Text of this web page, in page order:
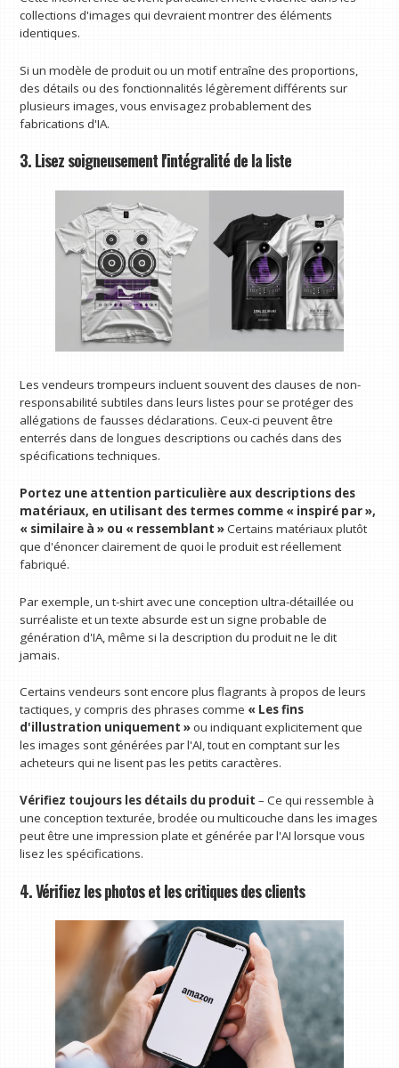
collections d'images qui devraient montrer des éléments
identiques.
Si un modèle de produit ou un motif entraîne des proportions,
des détails ou des fonctionnalités légèrement différents sur
plusieurs images, vous envisagez probablement des
fabrications d'IA.
3. Lisez soigneusement l'intégralité de la liste
Les vendeurs trompeurs incluent souvent des clauses de non-
responsabilité subtiles dans leurs listes pour se protéger des
allégations de fausses déclarations. Ceux-ci peuvent être
enterrés dans de longues descriptions ou cachés dans des
spécifications techniques.
Portez une attention particulière aux descriptions des
matériaux, en utilisant des termes comme « inspiré par »,
« similaire à » ou « ressemblant »Certains matériaux plutôt
que d'énoncer clairement de quoi le produit est réellement
fabriqué.
Par exemple, un t-shirt avec une conception ultra-détaillée ou
surréaliste et un texte absurde est un signe probable de
génération d'IA, même si la description du produit ne le dit
jamais.
Certains vendeurs sont encore plus flagrants à propos de leurs
tactiques, y compris des phrases comme « Les fins
d'illustration uniquement »ou indiquant explicitement que
les images sont générées par l'AI, tout en comptant sur les
acheteurs qui ne lisent pas les petits caractères.
Vérifiez toujours les détails du produit– Ce qui ressemble à
une conception texturée, brodée ou multicouche dans les images
peut être une impression plate et générée par l'AI lorsque vous
lisez les spécifications.
4. Vérifiez les photos et les critiques des clients